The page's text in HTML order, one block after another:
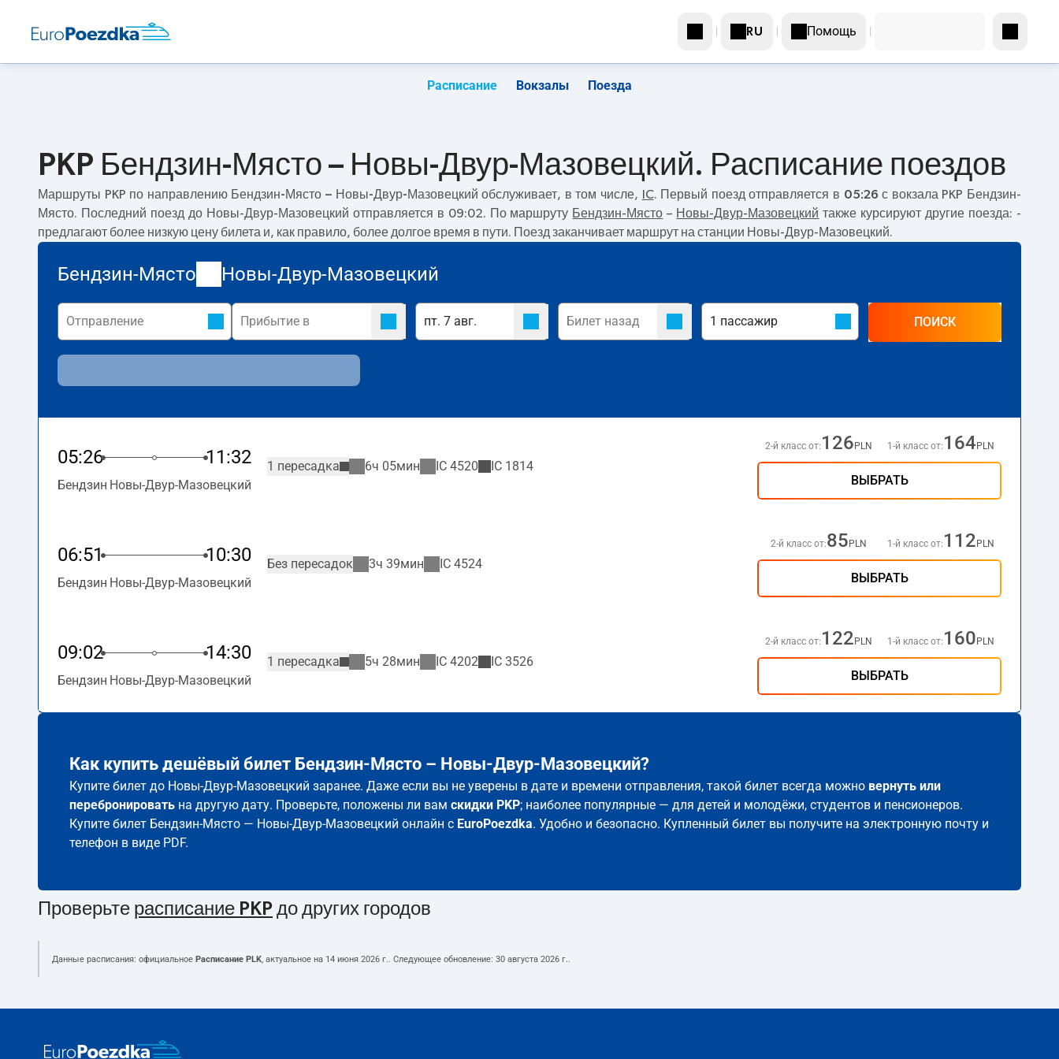
RU Помощь
Расписание Вокзалы Поезда
PKP Бендзин-Място – Новы-Двур-Мазовецкий. Расписание поездов
Маршруты PKP по направлению Бендзин-Място – Новы-Двур-Мазовецкий обслуживает, в том числе, IC. Первый поезд отправляется в 05:26 с вокзала PKP Бендзин-
Място. Последний поезд до Новы-Двур-Мазовецкий отправляется в 09:02. По маршруту Бендзин-Място – Новы-Двур-Мазовецкий также курсируют другие поезда: -
предлагают более низкую цену билета и, как правило, более долгое время в пути. Поезд заканчивает маршрут на станции Новы-Двур-Мазовецкий.
Бендзин-Място Новы-Двур-Мазовецкий
ПОИСК
05:26 11:32
Бендзин Новы-Двур-Мазовецкий
1 пересадка 6ч 05мин IC 4520 IC 1814
2-й класс от: 126 PLN 1-й класс от: 164 PLN
ВЫБРАТЬ
06:51 10:30
Бендзин Новы-Двур-Мазовецкий
Без пересадок 3ч 39мин IC 4524
2-й класс от:85 PLN 1-й класс от: 112 PLN
ВЫБРАТЬ
09:02 14:30
Бендзин Новы-Двур-Мазовецкий
1 пересадка 5ч 28мин IC 4202 IC 3526
2-й класс от: 122 PLN 1-й класс от: 160 PLN
ВЫБРАТЬ
Как купить дешёвый билет Бендзин-Място – Новы-Двур-Мазовецкий?
Купите билет до Новы-Двур-Мазовецкий заранее. Даже если вы не уверены в дате и времени отправления, такой билет всегда можно вернуть или
перебронировать на другую дату. Проверьте, положены ли вам скидки PKP; наиболее популярные — для детей и молодёжи, студентов и пенсионеров.
Купите билет Бендзин-Място — Новы-Двур-Мазовецкий онлайн с EuroPoezdka. Удобно и безопасно. Купленный билет вы получите на электронную почту и
телефон в виде PDF.
Проверьте расписание PKP до других городов
Данные расписания: официальное Расписание PLK, актуальное на 14 июня 2026 г.. Следующее обновление: 30 августа 2026 г..